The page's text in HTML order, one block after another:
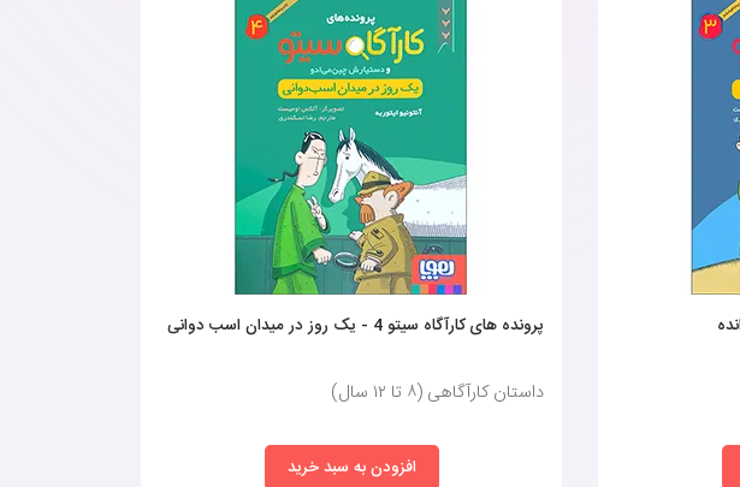
پرونده های کارآگاه سیتو 4 - یک روز در میدان اسب دوانی
داستان کارآگاهی (٨ تا ١٢ سال)
افزودن به سبد خرید